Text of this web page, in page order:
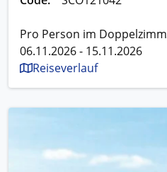
Pro Person im
06.11.2026 - 15.11.2026
Reiseverlauf